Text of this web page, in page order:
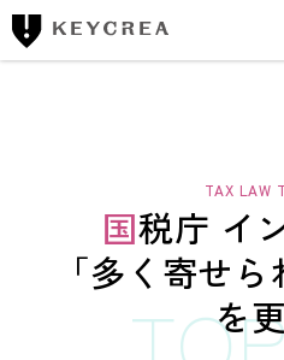
ワンストップ士業サポート
財務コンサルティング
CLOUD ACCOUNTING CORPORATION
キークレアクラウド会計
国税庁
「多く寄せら
を